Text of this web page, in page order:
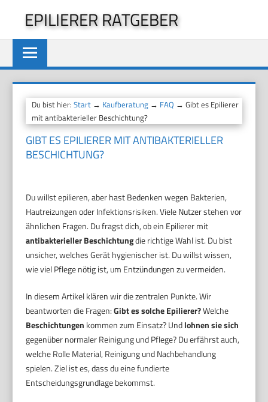
springen
EPILIERER RATGEBER
Du bist hier:Start → Kaufberatung → FAQ → Gibt es Epilierer
mit antibakterieller Beschichtung?
GIBT ES EPILIERER MIT ANTIBAKTERIELLER
BESCHICHTUNG?
Du willst epilieren, aber hast Bedenken wegen Bakterien,
Hautreizungen oder Infektionsrisiken. Viele Nutzer stehen vor
ähnlichen Fragen. Du fragst dich, ob ein Epilierer mit
antibakterieller Beschichtungdie richtige Wahl ist. Du bist
unsicher, welches Gerät hygienischer ist. Du willst wissen,
wie viel Pflege nötig ist, um Entzündungen zu vermeiden.
In diesem Artikel klären wir die zentralen Punkte. Wir
beantworten die Fragen:Gibt es solche Epilierer?Welche
Beschichtungen kommen zum Einsatz? Undlohnen sie sich
gegenüber normaler Reinigung und Pflege? Du erfährst auch,
welche Rolle Material, Reinigung und Nachbehandlung
spielen. Ziel ist es, dass du eine fundierte
Entscheidungsgrundlage bekommst.